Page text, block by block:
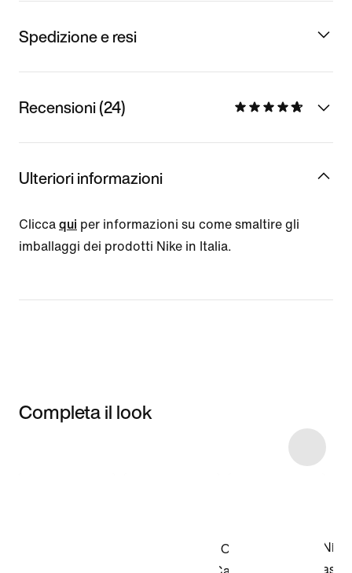
Spedizione e resi
Recensioni (24)
Ulteriori informazioni
Clicca qui per informazioni su come smaltire gli
imballaggi dei prodotti Nike in Italia.
Completa il look